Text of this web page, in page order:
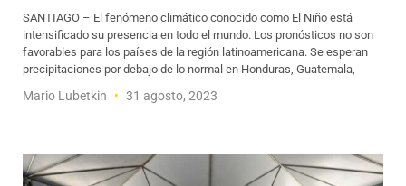
SANTIAGO – El fenómeno climático conocido como El Niño está
intensificado su presencia en todo el mundo. Los pronósticos no son
favorables para los países de la región latinoamericana. Se esperan
precipitaciones por debajo de lo normal en Honduras, Guatemala,
Mario Lubetkin 31 agosto, 2023